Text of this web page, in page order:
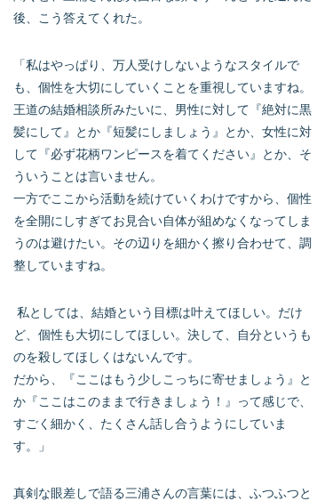
後、こう答えてくれた。
「私はやっぱり、万人受けしないようなスタイルで
も、個性を大切にしていくことを重視していますね。
王道の結婚相談所みたいに、男性に対して『絶対に黒
髪にして』とか『短髪にしましょう』とか、女性に対
して『必ず花柄ワンピースを着てください』とか、そ
ういうことは言いません。
一方でここから活動を続けていくわけですから、個性
を全開にしすぎてお見合い自体が組めなくなってしま
うのは避けたい。その辺りを細かく擦り合わせて、調
整していますね。
私としては、結婚という目標は叶えてほしい。だけ
ど、個性も大切にしてほしい。決して、自分というも
のを殺してほしくはないんです。
だから、『ここはもう少しこっちに寄せましょう』と
か『ここはこのままで行きましょう！』って感じで、
すごく細かく、たくさん話し合うようにしていま
す。」
真剣な眼差しで語る三浦さんの言葉には、ふつふつと